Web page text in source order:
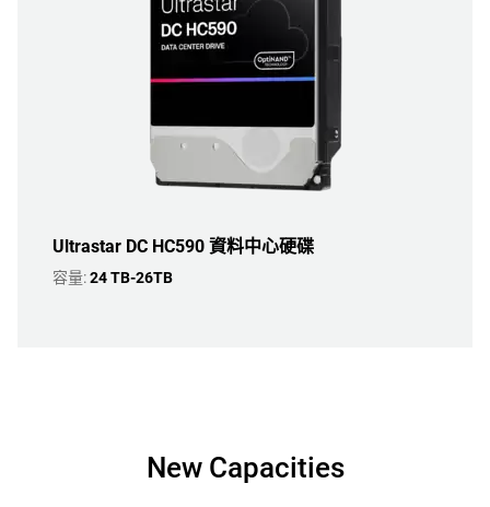
Ultrastar DC HC590 資料中心硬碟
容量:24 TB-26TB
New Capacities